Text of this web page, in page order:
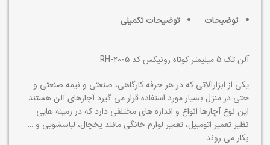
توضیحات توضیحات تکمیلی
آلن تک 5 میلیمتر کوتاه رونیکس کد RH-2005
یکی از ابزارآلاتی که در هر حرفه کارگاهی، صنعتی و نیمه صنعتی و
حتی در منزل بسیار مورد استفاده قرار می گیرد آچارهای آلن هستند.
این نوع آچارها انواع و اندازه های مختلفی دارد که در زمینه هایی
نظیر تعمیر اتومبیل، تعمیر لوازم خانگی مانند یخچال، لباسشویی و …
بکار می روند.